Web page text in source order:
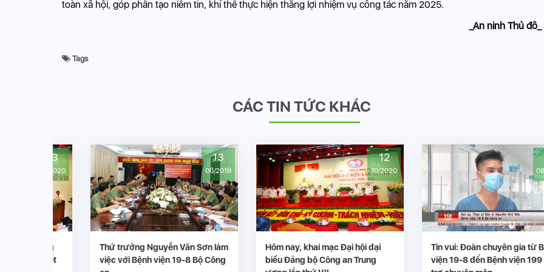
toàn xã hội, góp phần tạo niềm tin, khí thế thực hiện thắng lợi nhiệm vụ công tác năm 2025.
_An ninh Thủ đô_
Tags
CÁC TIN TỨC KHÁC
13
06/2019
Thứ trưởng Nguyễn Văn Sơn làm
việc với Bệnh viện 19-8 Bộ Công
12
10/2020
Hôm nay, khai mạc Đại hội đại
biểu Đảng bộ Công an Trung
08/2020
Tin vui: Đoàn chuyên gia từ Bệnh
viện 19-8 đến Bệnh viện 199 hỗ